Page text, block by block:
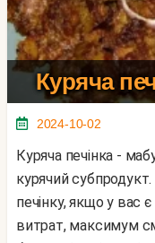
Куряча
2024-10-02
Куряча печінка - мабуть, найлегший у приготуванні
курячий
печінку, якщо у вас
витрат, максимум